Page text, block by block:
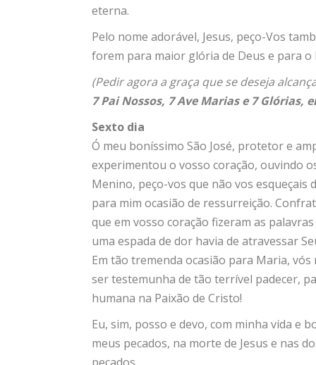
eterna.
Pelo nome adorável, Jesus, peço-Vos
forem para maior glória de Deus e para o
(Pedir agora a graça que se deseja
7 Pai Nossos, 7 Ave Marias e 7
Sexto dia
Ó meu boníssimo São José, protetor e
experimentou o vosso coração, ouvindo
Menino, peço-vos que não vos esqueçais
para mim ocasião de ressurreição.
que em vosso coração fizeram as
uma espada de dor havia de atravessar
Em tão tremenda ocasião para Maria,
ser testemunha de tão terrível padecer,
humana na Paixão de Cristo!
Eu, sim, posso e devo, com minha vida e
meus pecados, na morte de Jesus e nas